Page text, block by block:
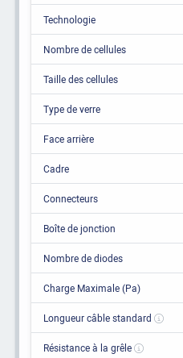
Technologie
Nombre de cellules
Taille des cellules
Type de verre
Face arrière
Cadre
Connecteurs
Boîte de jonction
Nombre de diodes
Charge Maximale (Pa)
Longueur câble standard
Résistance à la grêle